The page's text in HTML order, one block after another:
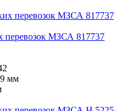
перевозок МЗСА 817737
мм